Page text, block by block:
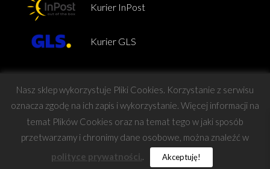
Kurier InPost
Kurier GLS
Copyright © Force
projekt i wykonanie: Barteo Mastafu Design
Nasz sklep wykorzystuje Pliki Cookies. Korzystanie z serwisu
oznacza zgodę na ich zapis i wykorzystanie. Więcej informacji na
temat Plików Cookies oraz na temat tego w jaki sposób
przetwarzamy i chronimy dane osobowe, można znaleźć w
polityce prywatności.. Akceptuję!